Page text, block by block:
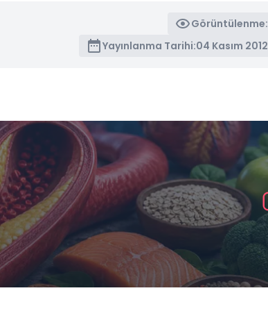
Görüntülenme:
Yayınlanma Tarihi:04 Kasım 2012